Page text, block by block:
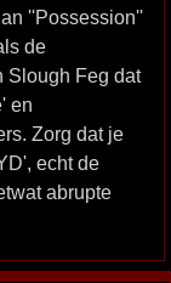
''Possession''
de
Slough Feg dat
en
Zorg dat je
echt de
abrupte